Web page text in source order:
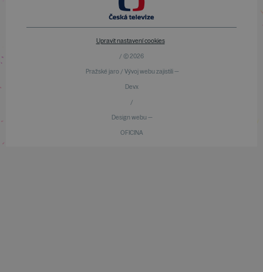
Upravit nastavení cookies
/ © 2026
Pražské jaro / Vývoj webu zajistili —
Devx
/
Design webu —
OFICINA